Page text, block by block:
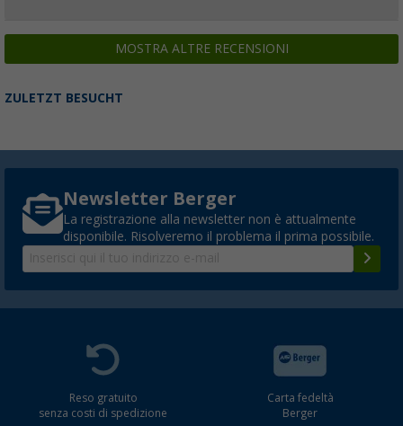
MOSTRA ALTRE RECENSIONI
ZULETZT BESUCHT
Newsletter Berger
La registrazione alla newsletter non è attualmente
disponibile. Risolveremo il problema il prima possibile.
Reso gratuito
senza costi di spedizione
Carta fedeltà
Berger